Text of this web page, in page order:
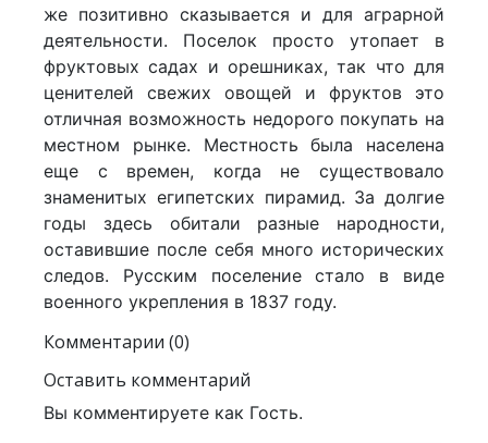
же позитивно сказывается и для аграрной
деятельности. Поселок просто утопает в
фруктовых садах и орешниках, так что для
ценителей свежих овощей и фруктов это
отличная возможность недорого покупать на
местном рынке. Местность была населена
еще с времен, когда не существовало
знаменитых египетских пирамид. За долгие
годы здесь обитали разные народности,
оставившие после себя много исторических
следов. Русским поселение стало в виде
военного укрепления в 1837 году.
Комментарии (0)
Оставить комментарий
Вы комментируете как Гость.